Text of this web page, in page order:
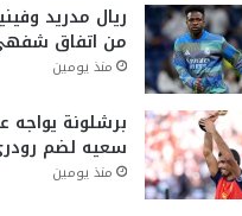
ريال مدريد
من اتفاق
منذ يومين
برشلونة يواجه
سعيه لضم
منذ يومين